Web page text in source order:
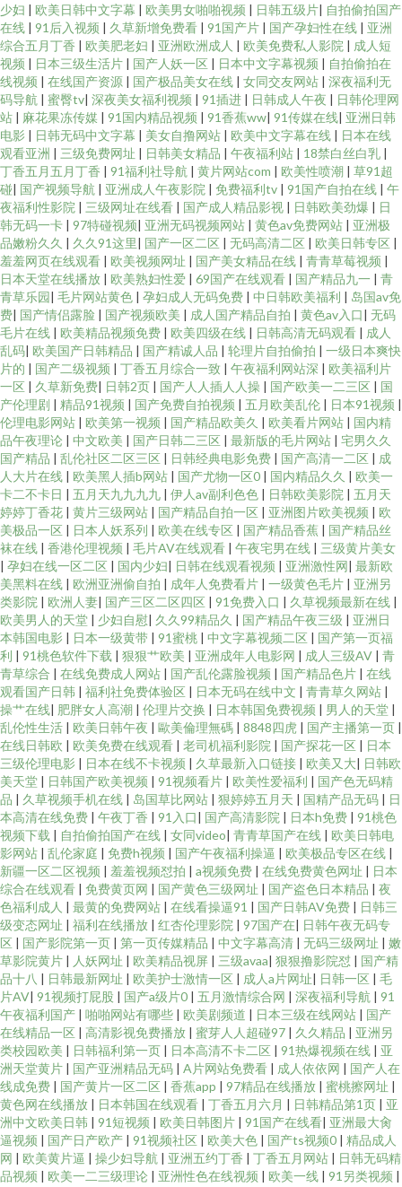
少妇 | 欧美日韩中文字幕 | 欧美男女啪啪视频 | 日韩五级片| 自拍偷拍国产
在线 | 91后入视频 | 久草新增免费看 | 91国产片 | 国产孕妇性在线 | 亚洲
综合五月丁香 | 欧美肥老妇 | 亚洲欧洲成人 | 欧美免费私人影院 | 成人短
视频 | 日本三级生活片 | 国产人妖一区 | 日本中文字幕视频 | 自拍偷拍在
线视频 | 在线国产资源 | 国产极品美女在线 | 女同交友网站 | 深夜福利无
码导航 | 蜜臀tv| 深夜美女福利视频 | 91插进 | 日韩成人午夜 | 日韩伦理网
站 | 麻花果冻传媒 | 91国内精品视频 | 91香蕉ww| 91传媒在线| 亚洲日韩
电影 | 日韩无码中文字幕 | 美女自撸网站 | 欧美中文字幕在线 | 日本在线
观看亚洲 | 三级免费网址 | 日韩美女精品 | 午夜福利站 | 18禁白丝白乳 |
丁香五月五月丁香 | 91福利社导航 | 黄片网站com | 欧美性喷潮 | 草91超
碰| 国产视频导航 | 亚洲成人午夜影院 | 免费福利tv | 91国产自拍在线 | 午
夜福利性影院 | 三级网址在线看 | 国产成人精品影视 | 日韩欧美劲爆 | 日
韩无码一卡 | 97特碰视频| 亚洲无码视频网站 | 黄色av免费网站 | 亚洲极
品嫩粉久久 | 久久91这里| 国产一区二区 | 无码高清二区 | 欧美日韩专区 |
羞羞网页在线观看 | 欧美视频网址 | 国产美女精品在线 | 青青草莓视频 |
日本天堂在线播放 | 欧美熟妇性爱 | 69国产在线观看 | 国产精品九一 | 青
青草乐园| 毛片网站黄色 | 孕妇成人无码免费 | 中日韩欧美福利 | 岛国av免
费| 国产情侣露脸 | 国产视频欧美 | 成人国产精品自拍 | 黄色av入口| 无码
毛片在线 | 欧美精品视频免费 | 欧美四级在线 | 日韩高清无码观看 | 成人
乱码| 欧美国产日韩精品 | 国产精诚人品 | 轮理片自拍偷拍 | 一级日本爽快
片的 | 国产二级视频 | 丁香五月综合一致 | 午夜福利网站深 | 欧美福利片
一区 | 久草新免费| 日韩2页 | 国产人人插人人操 | 国产欧美一二三区 | 国
产伦理剧 | 精品91视频 | 国产免费自拍视频 | 五月欧美乱伦 | 日本91视频 |
伦理电影网站 | 欧美第一视频 | 国产精品欧美久 | 欧美看片网站 | 国内精
品午夜理论 | 中文欧美 | 国产日韩二三区 | 最新版的毛片网站 | 宅男久久
国产精品 | 乱伦社区二区三区 | 日韩经典电影免费 | 国产高清一二区 | 成
人大片在线 | 欧美黑人插b网站 | 国产尤物一区0 | 国内精品久久 | 欧美一
卡二不卡日 | 五月天九九九九 | 伊人av副利色色 | 日韩欧美影院 | 五月天
婷婷丁香花 | 黄片三级网站 | 国产精品自拍一区 | 亚洲图片欧美视频 | 欧
美极品一区 | 日本人妖系列 | 欧美在线专区 | 国产精品香蕉 | 国产精品丝
袜在线 | 香港伦理视频 | 毛片AV在线观看 | 午夜宅男在线 | 三级黄片美女
| 孕妇在线一区二区 | 国内少妇| 日韩在线观看视频 | 亚洲激性网| 最新欧
美黑料在线 | 欧洲亚洲偷自拍 | 成年人免费看片 | 一级黄色毛片 | 亚洲另
类影院 | 欧洲人妻| 国产三区二区四区 | 91免费入口 | 久草视频最新在线 |
欧美男人的天堂 | 少妇自慰| 久久99精品久 | 国产精品午夜三级 | 亚洲日
本韩国电影 | 日本一级黄带 | 91蜜桃 | 中文字幕视频二区 | 国产第一页福
利 | 91桃色软件下载 | 狠狠艹欧美 | 亚洲成年人电影网 | 成人三级AV | 青
青草综合 | 在线免费成人网站 | 国产乱伦露脸视频 | 国产精品色片 | 在线
观看国产日韩 | 福利社免费体验区 | 日本无码在线中文 | 青青草久网站 |
操艹在线| 肥胖女人高潮 | 伦理片交换 | 日本韩国免费视频 | 男人的天堂 |
乱伦性生活 | 欧美日韩午夜 | 歐美倫理無碼 | 8848四虎 | 国产主播第一页 |
在线日韩欧 | 欧美免费在线观看 | 老司机福利影院 | 国产探花一区 | 日本
三级伦理电影 | 日本在线不卡视频 | 久草最新入口链接 | 欧美又大| 日韩欧
美天堂 | 日韩国产欧美视频 | 91视频看片 | 欧美性爱福利 | 国产色无码精
品 | 久草视频手机在线 | 岛国草比网站 | 狠婷婷五月天 | 国精产品无码 | 日
本高清在线免费 | 午夜丁香 | 91入口| 国产高清影院 | 日本h免费 | 91桃色
视频下载 | 自拍偷拍国产在线 | 女同video| 青青草国产在线 | 欧美日韩电
影网站 | 乱伦家庭 | 免费h视频 | 国产午夜福利操逼 | 欧美极品专区在线 |
新疆一区二区视频 | 羞羞视频怼拍 | a视频免费 | 在线免费黄色网址 | 日本
综合在线观看 | 免费黄页网 | 国产黄色三级网址 | 国产盗色日本精品 | 夜
色福利成人 | 最黄的免费网站 | 在线看操逼91 | 国产日韩AV免费 | 日韩三
级变态网址 | 福利在线播放 | 红杏伦理影院 | 97国产在| 日韩午夜无码专
区 | 国产影院第一页 | 第一页传媒精品 | 中文字幕高清 | 无码三级网址 | 嫩
草影院黄片 | 人妖网址 | 欧美精品视屏 | 三级avaa| 狠狠撸影院怼 | 国产精
品十八 | 日韩最新网址 | 欧美护士激情一区 | 成人a片网址| 日韩一区 | 毛
片AV| 91视频打屁股 | 国产a级片0 | 五月激情综合网 | 深夜福利导航 | 91
午夜福利国产 | 啪啪网站有哪些 | 欧美剧频道 | 日本三级在线网站 | 国产
在线精品一区 | 高清影视免费播放 | 蜜芽人人超碰97 | 久久精品 | 亚洲另
类校园欧美 | 日韩福利第一页 | 日本高清不卡二区 | 91热爆视频在线 | 亚
洲天堂黄片 | 国产亚洲精品无码 | A片网站免费看 | 成人依依网 | 国产人在
线成免费 | 国产黄片一区二区 | 香蕉app | 97精品在线播放 | 蜜桃擦网址 |
黄色网在线播放 | 日本韩国在线观看 | 丁香五月六月 | 日韩精品第1页 | 亚
洲中文欧美日韩 | 91短视频 | 欧美日韩图片 | 91国产在线看| 亚洲最大肏
逼视频 | 国产日产欧产 | 91视频社区 | 欧美大色 | 国产ts视频0 | 精品成人
网 | 欧美黄片逼 | 操少妇导航 | 亚洲五约丁香 | 丁香五月网站 | 日韩无码精
品视频 | 欧美一二三级理论 | 亚洲性色在线视频 | 欧美一线 | 91另类视频 |